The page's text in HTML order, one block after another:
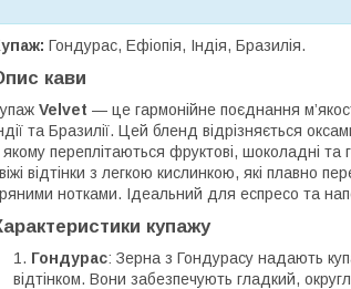
Гондурас, Ефіопія, Індія, Бразилія.
кави
Velvet — це гармонійне поєднання
та Бразилії. Цей бленд відрізняється
якому переплітаються фруктові, шоколадні
відтінки з легкою кислинкою, які плавно
нотками. Ідеальний для еспресо та
купажу
Гондурас: Зерна з Гондурасу надають
відтінком. Вони забезпечують гладкий,